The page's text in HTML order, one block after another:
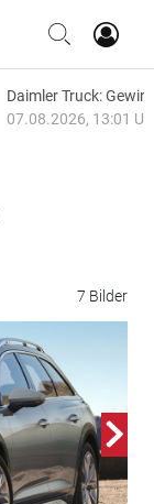
Daimler Truck:
07.08.2026, 13:01
7 Bilder